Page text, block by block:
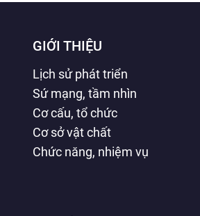
GIỚI THIỆU
Lịch sử phát triển
Sứ mạng, tầm nhìn
Cơ cấu, tổ chức
Cơ sở vật chất
Chức năng, nhiệm vụ